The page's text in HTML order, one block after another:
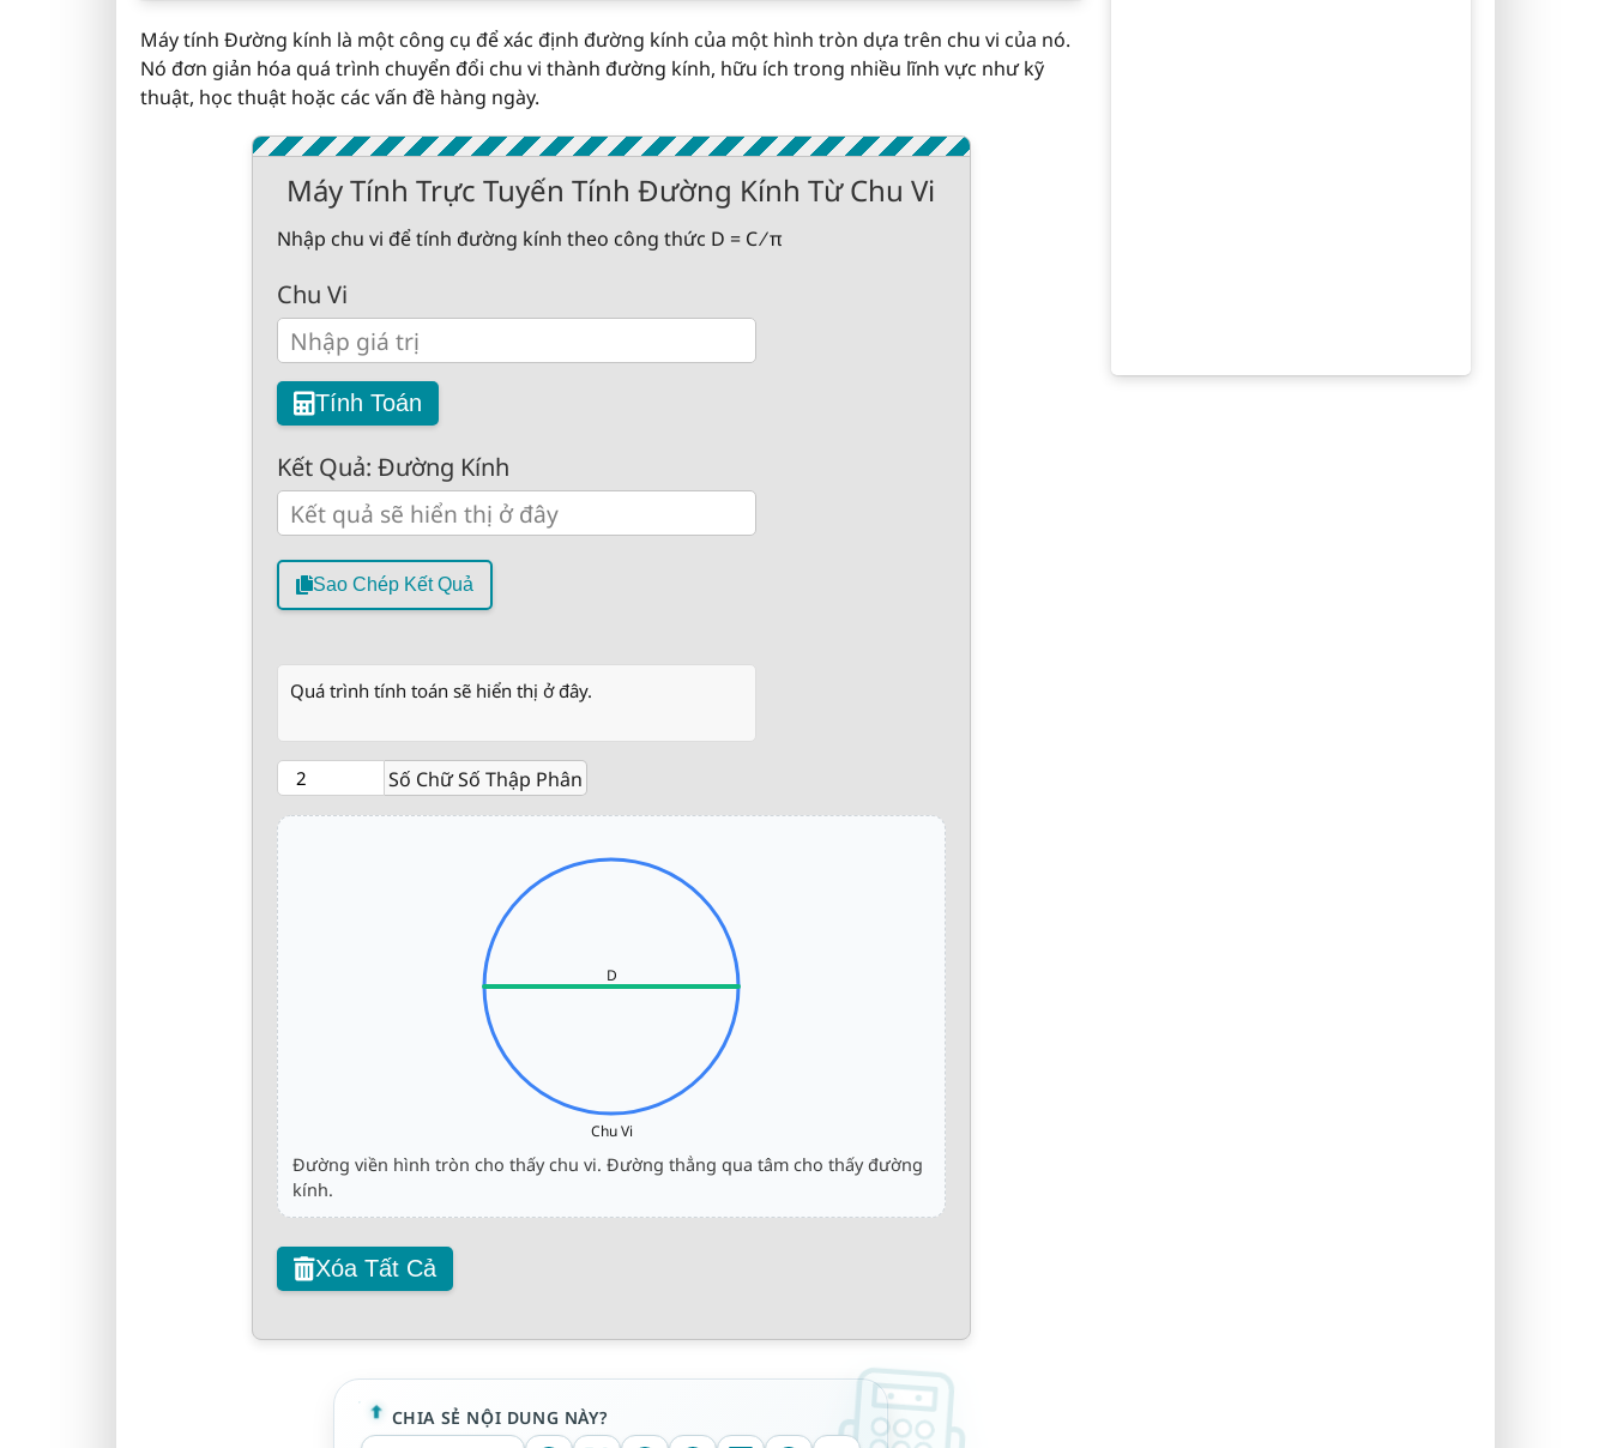
Máy tính Đường kính là một công cụ để xác định đường kính của một hình tròn dựa trên chu vi của nó.
Nó đơn giản hóa quá trình chuyển đổi chu vi thành đường kính, hữu ích trong nhiều lĩnh vực như kỹ
thuật, học thuật hoặc các vấn đề hàng ngày.
Máy Tính Trực Tuyến Tính Đường Kính Từ Chu Vi
Nhập chu vi để tính đường kính theo công thức D = C ⁄ π
Chu Vi
Tính Toán
Kết Quả: Đường Kính
Sao Chép Kết Quả
Quá trình tính toán sẽ hiển thị ở đây.
Số Chữ Số Thập Phân
D
Chu Vi
Đường viền hình tròn cho thấy chu vi. Đường thẳng qua tâm cho thấy đường
kính.
Xóa Tất Cả
CHIA SẺ NỘI DUNG NÀY?